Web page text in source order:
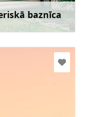
baznīca
Uzzināt vairāk